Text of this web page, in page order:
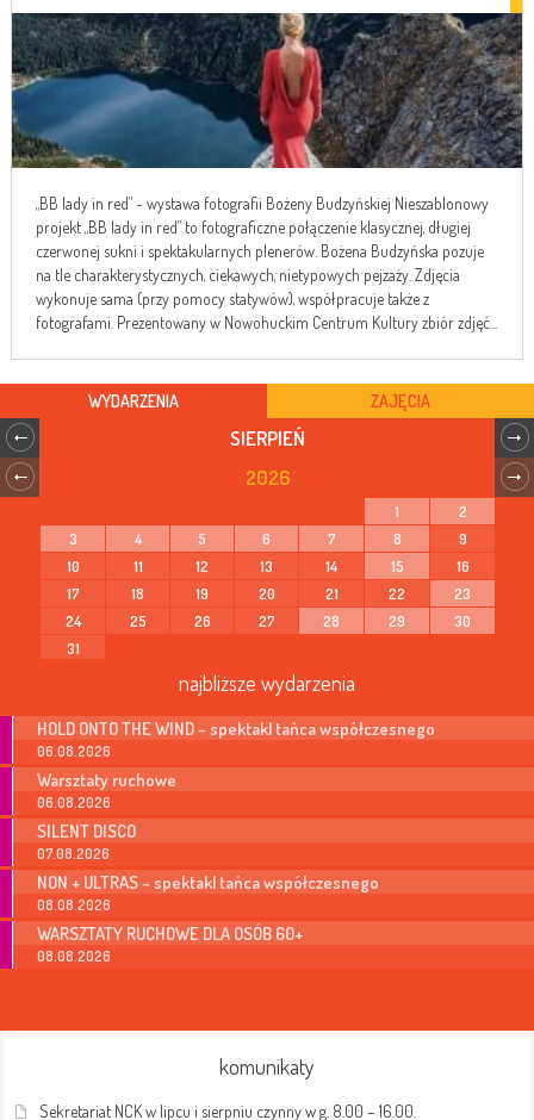
„BB lady in red” - wystawa fotografii Bożeny Budzyńskiej Nieszablonowy
projekt „BB lady in red” to fotograficzne połączenie klasycznej, długiej
czerwonej sukni i spektakularnych plenerów. Bożena Budzyńska pozuje
na tle charakterystycznych, ciekawych, nietypowych pejzaży. Zdjęcia
wykonuje sama (przy pomocy statywów), współpracuje także z
fotografami. Prezentowany w Nowohuckim Centrum Kultury zbiór zdjęć...
WYDARZENIA ZAJĘCIA
SIERPIEŃ
2026
1
2
3
4 5 6 7 8
9
10
11 12 13 14 15
16
17
18 19 20 21 22
23
24
25 26 27 28 29
30
31
najbliższe wydarzenia
HOLD ONTO THE WIND – spektakl tańca współczesnego
06.08.2026
Warsztaty ruchowe
06.08.2026
SILENT DISCO
07.08.2026
NON + ULTRAS – spektakl tańca współczesnego
08.08.2026
WARSZTATY RUCHOWE DLA OSÓB 60+
08.08.2026
komunikaty
Sekretariat NCK w lipcu i sierpniu czynny w g. 8.00 – 16.00.